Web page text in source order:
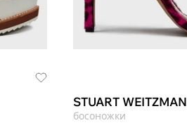
STUART WEITZMAN
босоножки